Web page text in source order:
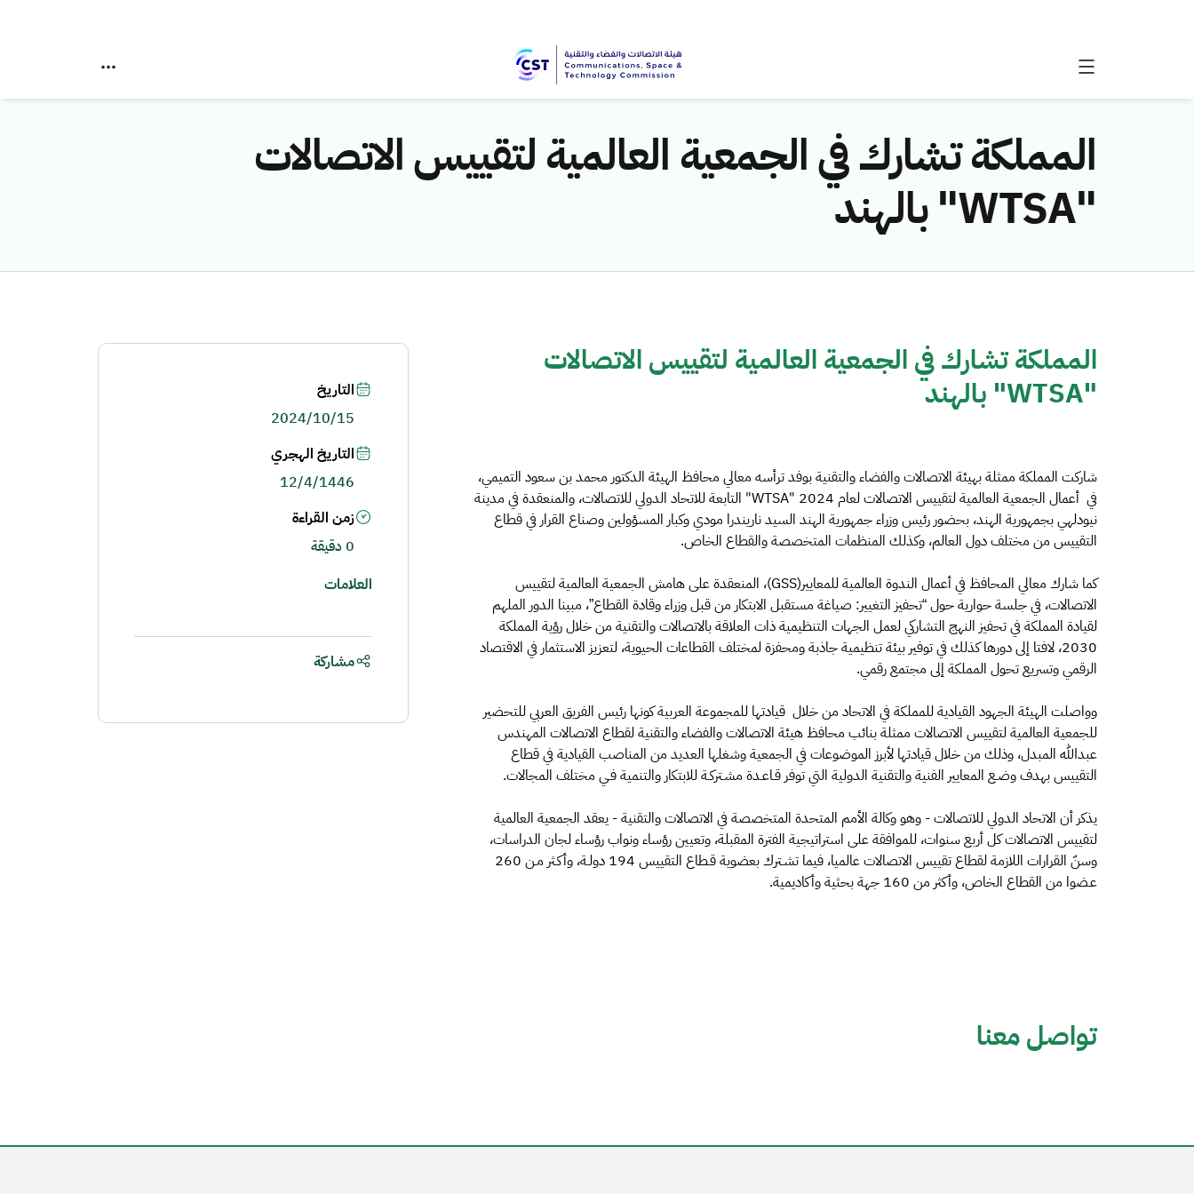
المملكة تشارك في الجمعية العالمية لتقييس الاتصالات
"WTSA" بالهند
المملكة تشارك في الجمعية العالمية لتقييس الاتصالات
"WTSA" بالهند
شاركت المملكة ممثلة بهيئة الاتصالات والفضاء والتقنية بوفد ترأسه معالي محافظ الهيئة الدكتور محمد بن سعود التميمي،
في أعمال الجمعية العالمية لتقييس الاتصالات لعام 2024 "WTSA" التابعة للاتحاد الدولي للاتصالات، والمنعقدة في مدينة
نيودلهي بجمهورية الهند، بحضور رئيس وزراء جمهورية الهند السيد ناريندرا مودي وكبار المسؤولين وصناع القرار في قطاع
التقييس من مختلف دول العالم، وكذلك المنظمات المتخصصة والقطاع الخاص.
كما شارك معالي المحافظ في أعمال الندوة العالمية للمعايير(GSS)، المنعقدة على هامش الجمعية العالمية لتقييس
الاتصالات، في جلسة حوارية حول “تحفيز التغيير: صياغة مستقبل الابتكار من قبل وزراء وقادة القطاع”، مبينا الدور الملهم
لقيادة المملكة في تحفيز النهج التشاركي لعمل الجهات التنظيمية ذات العلاقة بالاتصالات والتقنية من خلال رؤية المملكة
2030، لافتا إلى دورها كذلك في توفير بيئة تنظيمية جاذبة ومحفزة لمختلف القطاعات الحيوية، لتعزيز الاستثمار في الاقتصاد
الرقمي وتسريع تحول المملكة إلى مجتمع رقمي.
وواصلت الهيئة الجهود القيادية للمملكة في الاتحاد من خلال قيادتها للمجموعة العربية كونها رئيس الفريق العربي للتحضير
للجمعية العالمية لتقييس الاتصالات ممثلة بنائب محافظ هيئة الاتصالات والفضاء والتقنية لقطاع الاتصالات المهندس
عبدالله المبدل، وذلك من خلال قيادتها لأبرز الموضوعات في الجمعية وشغلها العديد من المناصب القيادية في قطاع
التقييس بهدف وضـع المعايير الفنية والتقنية الدولية التي توفر قـاعـدة مشـتركـة للابتكار والتنمية فـي مختلف المجالات.
يذكر أن الاتحاد الدولي للاتصالات - وهو وكالة الأمم المتحدة المتخصصة في الاتصالات والتقنية - يعقد الجمعية العالمية
لتقييس الاتصالات كل أربع سنوات، للموافقة على استراتيجية الفترة المقبلة، وتعيين رؤساء ونواب رؤساء لجان الدراسات،
وسنّ القرارات اللازمة لقطاع تقييس الاتصالات عالميا، فيما تشـترك بعضوية قـطاع التقييس 194 دولـة، وأكـثر مـن 260
عـضوا من القطاع الخاص، وأكثر من 160 جهة بحثية وأكاديمية.
التاريخ
2024/10/15
التاريخ الهجري
12/4/1446
زمن القراءة
0 دقيقة
العلامات
مشاركة
تواصل معنا